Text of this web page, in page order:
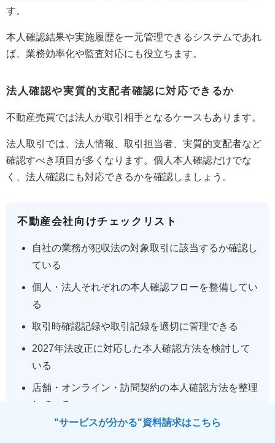
す。
本人確認結果や実施履歴を一元管理できるシステムであれ
ば、業務効率化や監査対応にも役立ちます。
法人確認や実質的支配者確認に対応できるか
不動産売買では法人が取引相手となるケースもあります。
法人取引では、法人情報、取引担当者、実質的支配者など
確認すべき項目が多くなります。個人本人確認だけでな
く、法人確認にも対応できるかを確認しましょう。
不動産会社向けチェックリスト
自社の業務が犯収法の対象取引に該当するか確認し
ている
個人・法人それぞれの本人確認フローを整備してい
る
取引時確認記録や取引記録を適切に管理できる
2027年法改正に対応した本人確認方法を検討して
いる
店舗・オンライン・訪問契約の本人確認方法を整理
している
本人確認履歴を一元管理できる体制を整えている
"サービスが分かる"資料請求はこちら